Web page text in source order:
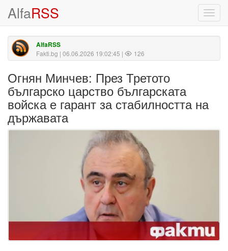
AlfaRSS
AlfaRSS
Fakti.bg | 06.06.2026 19:02:45 | 126
Огнян Минчев: През Третото
българско царство българската
войска е гарант за стабилността на
държавата